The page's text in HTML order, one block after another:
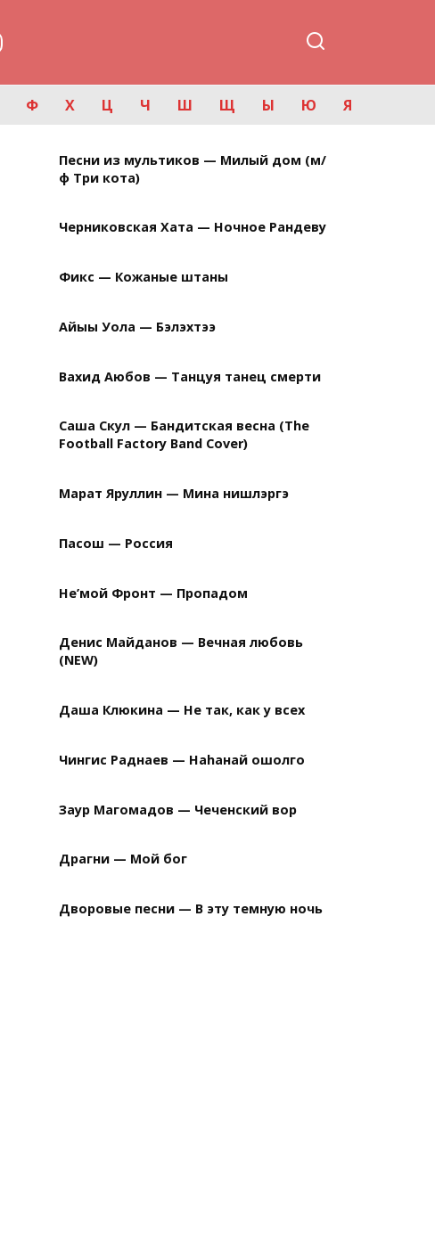
Ф Х Ц Ч Ш Щ Ы Ю Я
Песни из мультиков — Милый дом (м/
ф Три кота)
Черниковская Хата — Ночное Рандеву
Фикс — Кожаные штаны
Айыы Уола — Бэлэхтээ
Вахид Аюбов — Танцуя танец смерти
Саша Скул — Бандитская весна (The
Football Factory Band Cover)
Марат Яруллин — Мина нишлэргэ
Пасош — Россия
Не’мой Фронт — Пропадом
Денис Майданов — Вечная любовь
(NEW)
Даша Клюкина — Не так, как у всех
Чингис Раднаев — Наhанай ошолго
Заур Магомадов — Чеченский вор
Драгни — Мой бог
Дворовые песни — В эту темную ночь